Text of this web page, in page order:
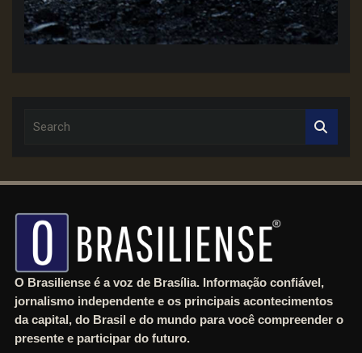
c
O Brasiliense é a voz de Brasília. Informação confiável,
jornalismo independente e os principais acontecimentos
da capital, do Brasil e do mundo para você compreender o
presente e participar do futuro.